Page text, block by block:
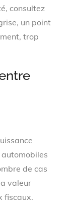
consultez
un point
trop
de cas
valeur
fiscaux.